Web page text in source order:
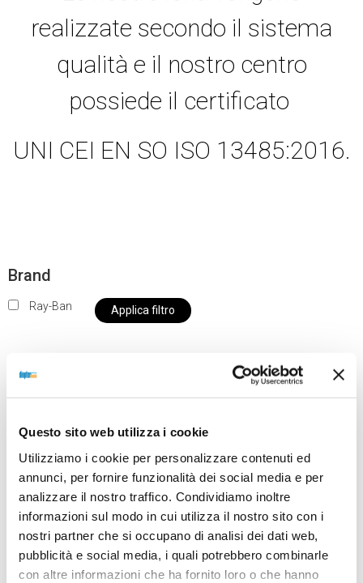
Questo sito web utilizza i cookie
Utilizziamo i cookie per personalizzare contenuti ed
annunci, per fornire funzionalità dei social media e per
analizzare il nostro traffico. Condividiamo inoltre
informazioni sul modo in cui utilizza il nostro sito con i
nostri partner che si occupano di analisi dei dati web,
pubblicità e social media, i quali potrebbero combinarle
con altre informazioni che ha fornito loro o che hanno
realizzate secondo il sistema
qualità e il nostro centro
possiede il certificato
UNI CEI EN SO ISO 13485:2016.
Brand
Ray-Ban Applica filtro
nostro negozio non saranno disponibili per la
da OTTICA DIOPTER
Showing all 2 results